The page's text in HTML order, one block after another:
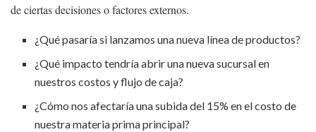
de ciertas decisiones o factores externos.
¿Qué pasaría si lanzamos una nueva línea de productos?
¿Qué impacto tendría abrir una nueva sucursal en
nuestros costos y flujo de caja?
¿Cómo nos afectaría una subida del 15% en el costo de
nuestra materia prima principal?